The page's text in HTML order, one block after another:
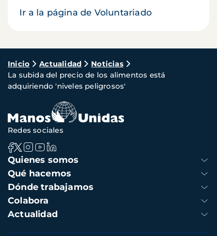
Ir a la página de Voluntariado
Ruta
de
navegación
Inicio Actualidad
Noticias
La subida del precio de los alimentos está
adquiriendo 'niveles peligrosos'
Navegación
principal
Quienes somos
Qué hacemos
Dónde trabajamos
Colabora
Actualidad
Redes sociales